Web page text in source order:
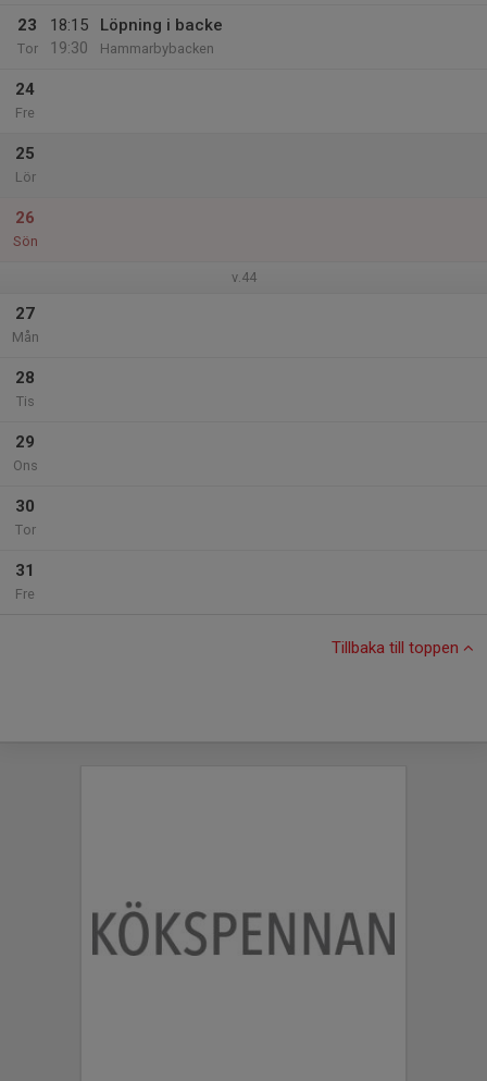
23
Tor
18:15
19:30
Löpning i backe
Hammarbybacken
24
Fre
25
Lör
26
Sön
v.44
27
Mån
28
Tis
29
Ons
30
Tor
31
Fre
Tillbaka till toppen